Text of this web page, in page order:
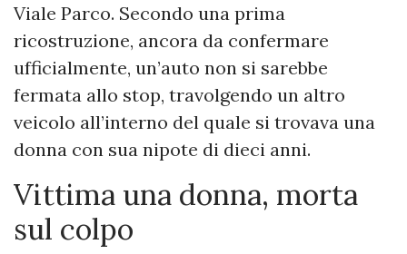
Viale Parco. Secondo una prima
ricostruzione, ancora da confermare
ufficialmente, un’auto non si sarebbe
fermata allo stop, travolgendo un altro
veicolo all’interno del quale si trovava una
donna con sua nipote di dieci anni.
Vittima una donna, morta
sul colpo